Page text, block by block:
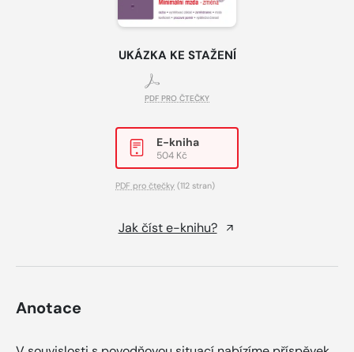
UKÁZKA KE STAŽENÍ
PDF PRO ČTEČKY
E-kniha
504 Kč
PDF pro čtečky (112 stran)
Jak číst e-knihu?
Anotace